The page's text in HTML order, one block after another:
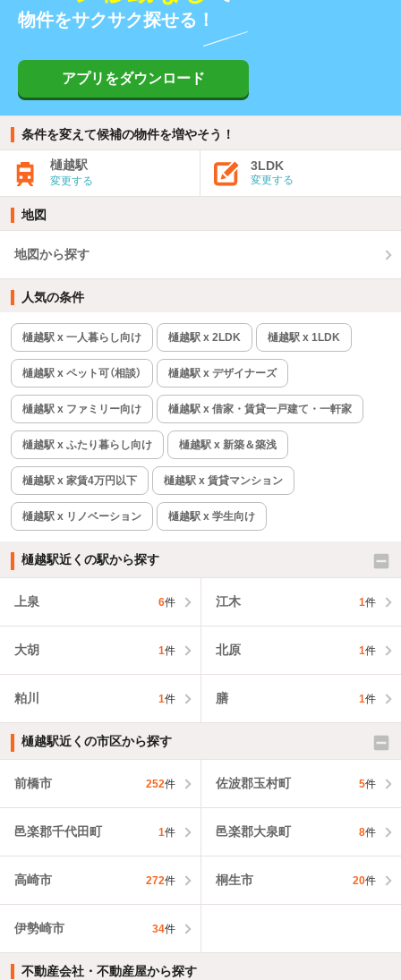
物件をサクサク探せる！
アプリをダウンロード
条件を変えて候補の物件を増やそう！
樋越駅
変更する
3LDK
変更する
地図
地図から探す
人気の条件
樋越駅 x 一人暮らし向け 樋越駅 x 2LDK 樋越駅 x 1LDK
樋越駅 x ペット可（相談） 樋越駅 x デザイナーズ
樋越駅 x ファミリー向け 樋越駅 x 借家・賃貸一戸建て・一軒家
樋越駅 x ふたり暮らし向け 樋越駅 x 新築＆築浅
樋越駅 x 家賃4万円以下 樋越駅 x 賃貸マンション
樋越駅 x リノベーション 樋越駅 x 学生向け
樋越駅近くの駅から探す
上泉 6件 江木 1件
大胡 1件 北原 1件
粕川 1件 膳 1件
樋越駅近くの市区から探す
前橋市 252件 佐波郡玉村町 5件
邑楽郡千代田町 1件 邑楽郡大泉町 8件
高崎市 272件 桐生市 20件
伊勢崎市 34件
不動産会社・不動産屋から探す